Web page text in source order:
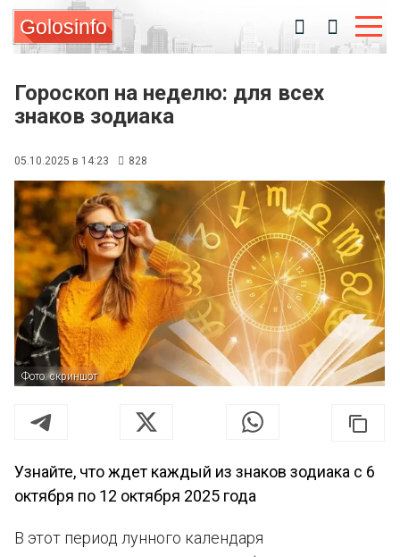
Golosinfo
Гороскоп на неделю: для всех
знаков зодиака
05.10.2025 в 14:23 828
Фото: скриншот
Узнайте, что ждет каждый из знаков зодиака с 6
октября по 12 октября 2025 года
В этот период лунного календаря